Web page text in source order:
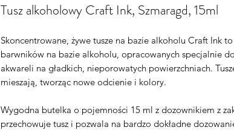
Tusz alkoholowy Craft Ink, Szmaragd, 15ml
Skoncentrowane, żywe tusze na bazie alkoholu Craft Ink
barwników na bazie alkoholu, opracowanych specjalnie
akwareli na gładkich, nieporowatych powierzchniach.
mieszają, tworząc nowe odcienie i kolory.
Wygodna butelka o pojemności 15 ml z dozownikiem z
przechowuje tusz i pozwala na bardzo dokładne